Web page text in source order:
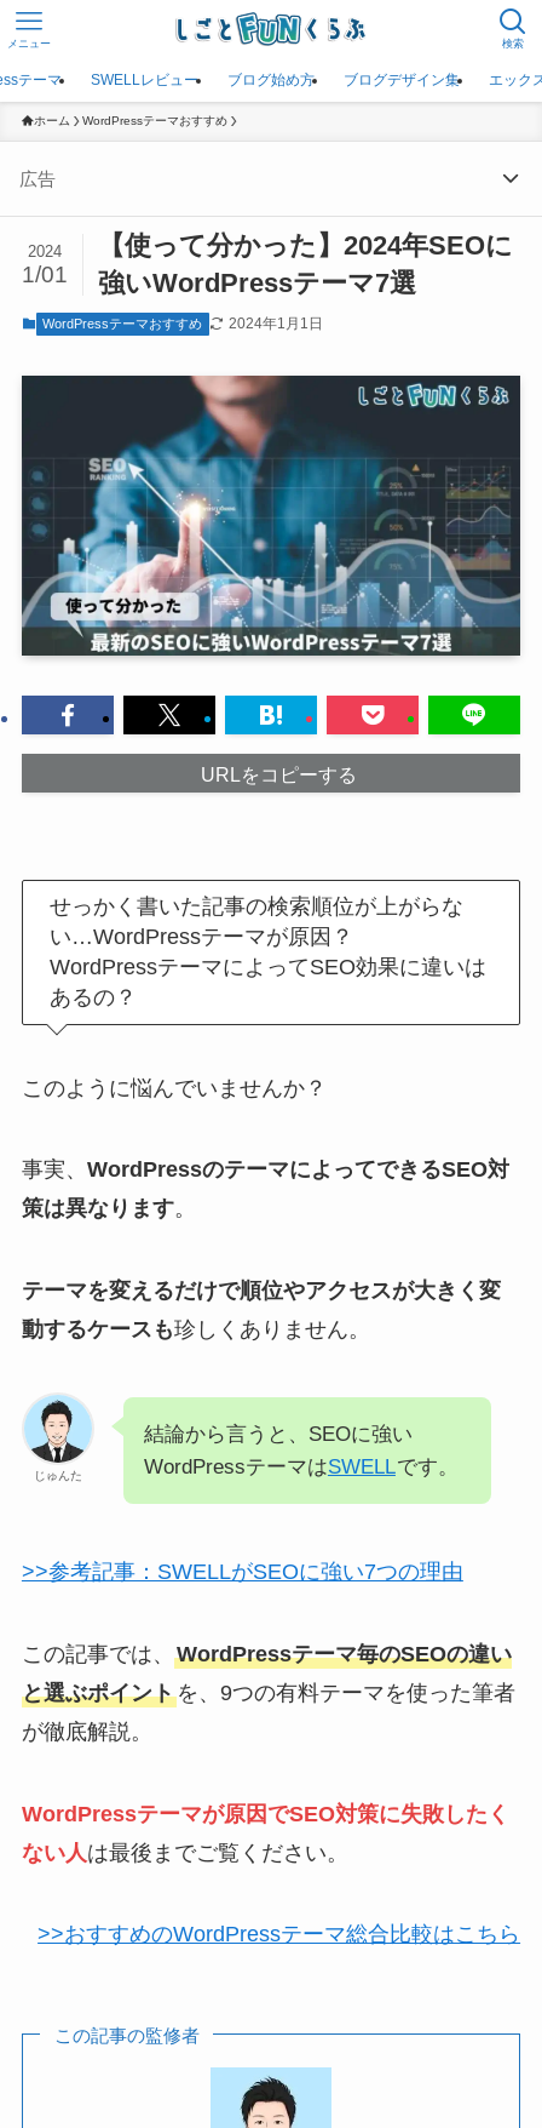
検索
メニュー
テーマ SWELLレビュー ブログ始め方 ブログデザイン集 エック
ホーム WordPressテーマおすすめ
広告
【使って分かった】2024年SEOに
強いWordPressテーマ7選
2024
1/01
WordPressテーマおすすめ 2024年1月1日
URLをコピーする
せっかく書いた記事の検索順位が上がらな
い…WordPressテーマが原因？
WordPressテーマによってSEO効果に違いは
あるの？
このように悩んでいませんか？
事実、 WordPressのテーマによってできるSEO対
策は異なります。
テーマを変えるだけで順位やアクセスが大きく変
動するケースも珍しくありません。
じゅんた
結論から言うと、SEOに強い
WordPressテーマはSWELLです。
>>参考記事：SWELLがSEOに強い7つの理由
この記事では、 WordPressテーマ毎のSEOの違い
と選ぶポイントを、9つの有料テーマを使った筆者
が徹底解説。
WordPressテーマが原因でSEO対策に失敗したく
ない人 は最後までご覧ください。
>>おすすめのWordPressテーマ総合比較はこちら
この記事の監修者